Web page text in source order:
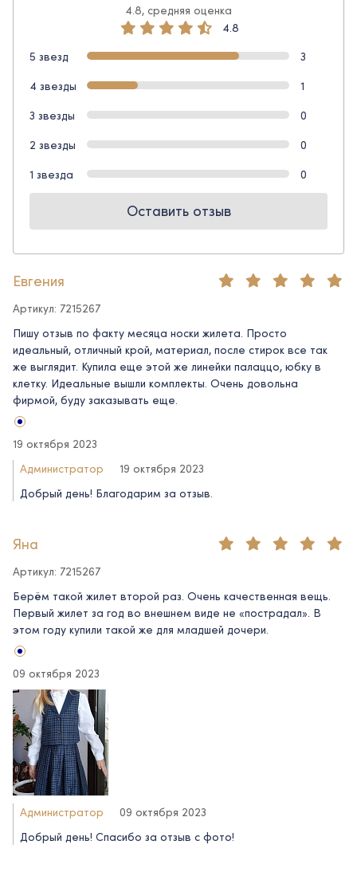
4.8, средняя оценка
4.8
5 звезд
3
4 звезды
1
3 звезды
0
2 звезды
0
1 звезда
0
Оставить отзыв
Евгения
Артикул: 7215267
Пишу отзыв по факту месяца носки жилета. Просто
идеальный, отличный крой, материал, после стирок все так
же выглядит. Купила еще этой же линейки палаццо, юбку в
клетку. Идеальные вышли комплекты. Очень довольна
фирмой, буду заказывать еще.
19 октября 2023
Администратор
19 октября 2023
Добрый день! Благодарим за отзыв.
Яна
Артикул: 7215267
Берём такой жилет второй раз. Очень качественная вещь.
Первый жилет за год во внешнем виде не «пострадал». В
этом году купили такой же для младшей дочери.
09 октября 2023
Администратор
09 октября 2023
Добрый день! Спасибо за отзыв c фото!